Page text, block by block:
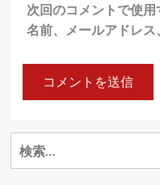
次回のコメントで使
名前、メールアドレス
検
索: